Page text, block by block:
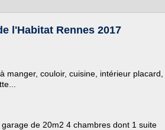
l'Habitat Rennes 2017
manger, couloir, cuisine, intérieur placard,
de 20m2 4 chambres dont 1 suite